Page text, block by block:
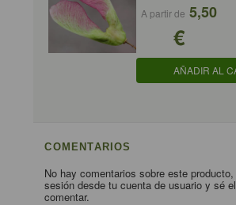
A partir de 5,50
€
AÑADIR AL
COMENTARIOS
No hay comentarios sobre este
sesión desde tu cuenta de usuario y sé
comentar.